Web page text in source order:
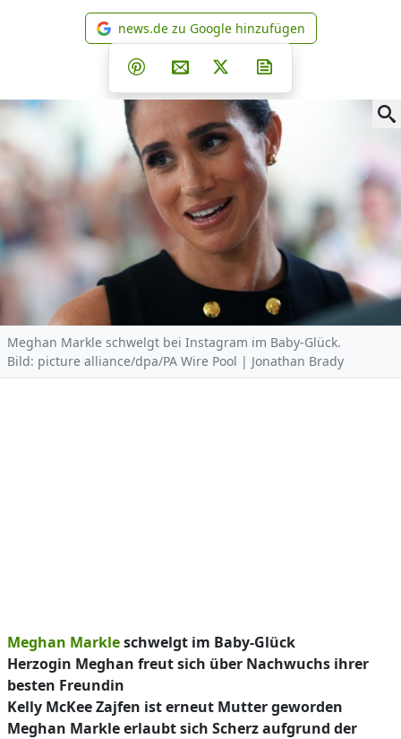
news.de zu Google
news.de zu Google hinzufügen
Teilen auf Facebook
Teilen auf Whatsapp
Teilen auf Telegram
Teilen auf Pinterest
Per E-Mail teilen
Post auf X
Meghan Markle schwelgt bei Instagram im Baby-Glück.
Bild: picture alliance/dpa/PA Wire Pool | Jonathan Brady
Meghan Markleschwelgt im Baby-Glück
Herzogin Meghan freut sich über Nachwuchs ihrer
besten Freundin
Kelly McKee Zajfen ist erneut Mutter geworden
Meghan Markle erlaubt sich Scherz aufgrund der